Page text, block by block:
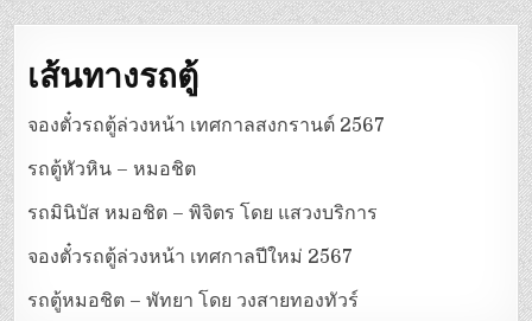
เส้นทางรถตู้
จองตั๋วรถตู้ล่วงหน้า เทศกาลสงกรานต์ 2567
รถตู้หัวหิน – หมอชิต
รถมินิบัส หมอชิต – พิจิตร โดย แสวงบริการ
จองตั๋วรถตู้ล่วงหน้า เทศกาลปีใหม่ 2567
รถตู้หมอชิต – พัทยา โดย วงสายทองทัวร์